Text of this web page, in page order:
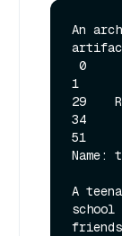
An
1
29
34
51
A
school